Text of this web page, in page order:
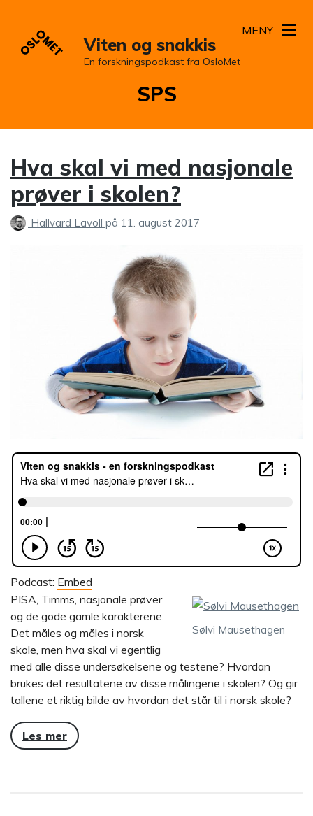
Viten og snakkis
En forskningspodkast fra OsloMet
MENY
Kategori:
SPS
Hva skal vi med nasjonale
prøver i skolen?
Hallvard Lavoll på 11. august 2017
Podcast: Embed
Sølvi Mausethagen
PISA, Timms, nasjonale prøver
og de gode gamle karakterene.
Det måles og måles i norsk
skole, men hva skal vi egentlig
med alle disse undersøkelsene og testene? Hvordan
brukes det resultatene av disse målingene i skolen? Og gir
tallene et riktig bilde av hvordan det står til i norsk skole?
Les mer